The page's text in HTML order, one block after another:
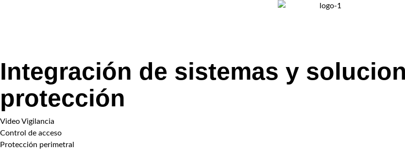
Integración de sistemas y
protección
Video Vigilancia
Control de acceso
Protección perimetral